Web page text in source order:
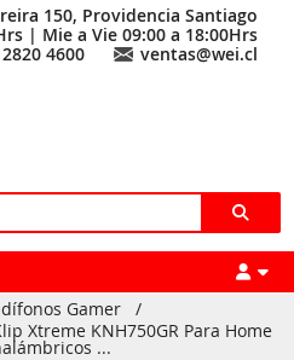
150, Providencia Santiago
| Mie a Vie 09:00 a 18:00Hrs
4600
ventas@wei.cl
Gamer
/
Xtreme KNH750GR Para Home
...